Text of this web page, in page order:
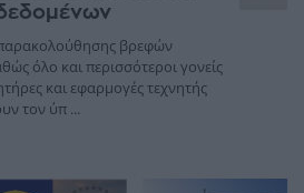
βρεφών
όλο και περισσότεροι γονείς
και εφαρμογές τεχνητής
τον ύπ ...